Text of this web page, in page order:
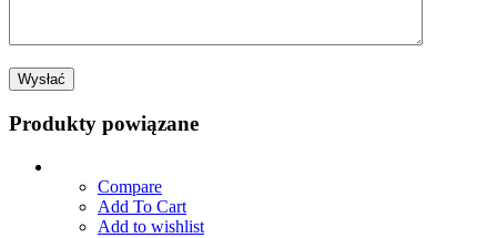
Produkty powiązane
Compare
Add To Cart
Add to wishlist